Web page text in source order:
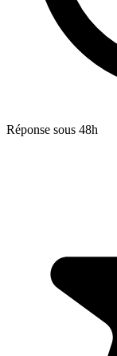
Réponse sous 48h